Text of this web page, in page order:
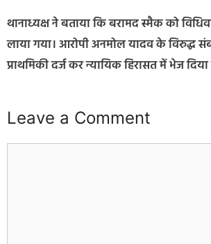
थानाध्यक्ष ने बताया कि बरामद स्मैक को
लाया गया। आरोपी अनमोल यादव के विरुद्ध
प्राथमिकी दर्ज कर न्यायिक हिरासत में भेज
Leave a Comment